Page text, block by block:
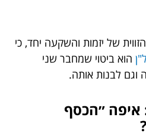
של יזמות והשקעה יחד, כי
הוא ביטוי שמחבר שני
וגם לבנות אותה.
איפה ״הכסף